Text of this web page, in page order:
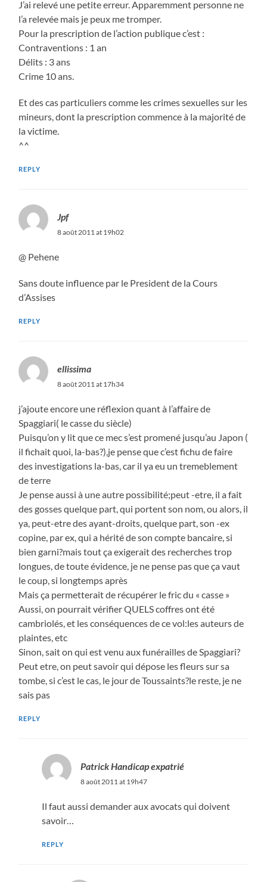
J’ai relevé une petite erreur. Apparemment personne ne
l’a relevée mais je peux me tromper.
Pour la prescription de l’action publique c’est :
Contraventions : 1 an
Délits : 3 ans
Crime 10 ans.
Et des cas particuliers comme les crimes sexuelles sur les
mineurs, dont la prescription commence à la majorité de
la victime.
^^
REPLY
Jpf
8 août 2011 at 19h02
@ Pehene
Sans doute influence par le President de la Cours
d’Assises
REPLY
ellissima
8 août 2011 at 17h34
j’ajoute encore une réflexion quant à l’affaire de
Spaggiari( le casse du siècle)
Puisqu’on y lit que ce mec s’est promené jusqu’au Japon (
il fichait quoi, la-bas?),je pense que c’est fichu de faire
des investigations la-bas, car il ya eu un tremeblement
de terre
Je pense aussi à une autre possibilité;peut -etre, il a fait
des gosses quelque part, qui portent son nom, ou alors, il
ya, peut-etre des ayant-droits, quelque part, son -ex
copine, par ex, qui a hérité de son compte bancaire, si
bien garni?mais tout ça exigerait des recherches trop
longues, de toute évidence, je ne pense pas que ça vaut
le coup, si longtemps après
Mais ça permetterait de récupérer le fric du « casse »
Aussi, on pourrait vérifier QUELS coffres ont été
cambriolés, et les conséquences de ce vol:les auteurs de
plaintes, etc
Sinon, sait on qui est venu aux funérailles de Spaggiari?
Peut etre, on peut savoir qui dépose les fleurs sur sa
tombe, si c’est le cas, le jour de Toussaints?le reste, je ne
sais pas
REPLY
Patrick Handicap expatrié
8 août 2011 at 19h47
Il faut aussi demander aux avocats qui doivent
savoir…
REPLY